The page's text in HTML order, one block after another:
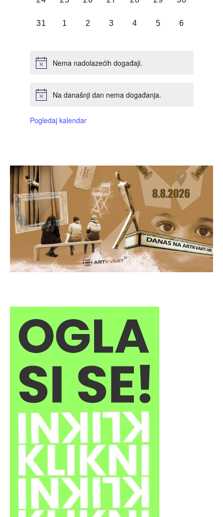
0
31
0
1
0
2
0
3
0
4
0
5
0
6
Nema nadolazećih događaji.
Na današnji dan nema događanja.
Pogledaj kalendar